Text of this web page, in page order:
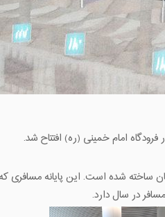
ساخته شده است. این پایانه
در سال دارد.